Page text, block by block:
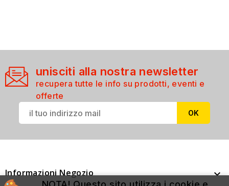
unisciti alla nostra newsletter
recupera tutte le info su prodotti, eventi e
offerte
Informazioni Negozio 